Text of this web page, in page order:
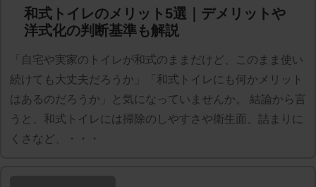
和式トイレのメリット5選｜デメリットや
洋式化の判断基準も解説
「自宅や実家のトイレが和式のままだけど、このまま使い
続けても大丈夫だろうか」「和式トイレにも何かメリット
はあるのだろうか」と気になっていませんか。 結論から言
うと、和式トイレには掃除のしやすさや衛生面、詰まりに
くさなど、・・・